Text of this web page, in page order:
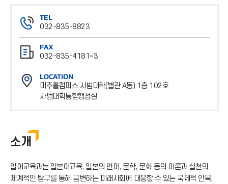
TEL
032-835-8823
전
화
번
호
FAX
032-835-4181~3
팩
스
번
호
LOCATION
미추홀캠퍼스 사범대학(별관 A동) 1층 102호
사범대학통합행정실
소개
일어교육과는 일본어교육, 일본의 언어, 문학, 문화 등의 이론과 실천의
체계적인 탐구를 통해 급변하는 미래사회에 대응할 수 있는 국제적 안목,